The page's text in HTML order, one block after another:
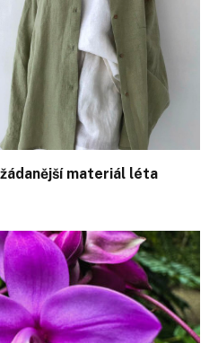
materiál léta